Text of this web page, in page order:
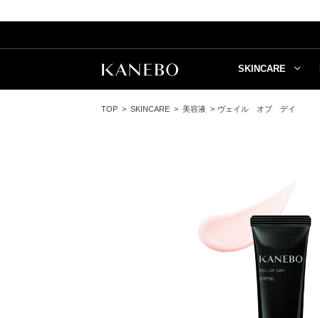
SKINCARE
TOP SKINCARE 美容液 ヴェイル オブ デイ